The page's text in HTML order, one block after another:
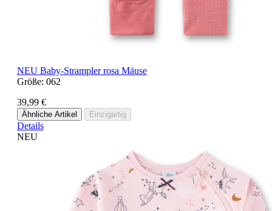
NEU Baby-Strampler rosa Mäuse
Größe: 062
39,99 €
Ähnliche Artikel Einzigartig
Details
NEU